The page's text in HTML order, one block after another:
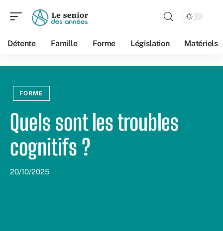
Détente Famille Forme Législation Matériels
FORME
Quels sont les troubles
cognitifs ?
20/10/2025